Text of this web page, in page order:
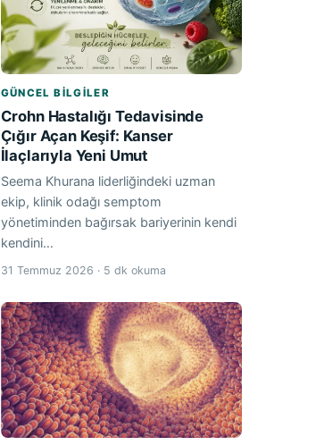
GÜNCEL BILGILER
Crohn Hastalığı Tedavisinde
Çığır Açan Keşif: Kanser
İlaçlarıyla Yeni Umut
Seema Khurana liderliğindeki uzman
ekip, klinik odağı semptom
yönetiminden bağırsak bariyerinin kendi
kendini…
31 Temmuz 2026 · 5 dk okuma